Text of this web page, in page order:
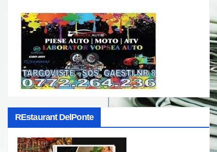
REstaurant DelPonte